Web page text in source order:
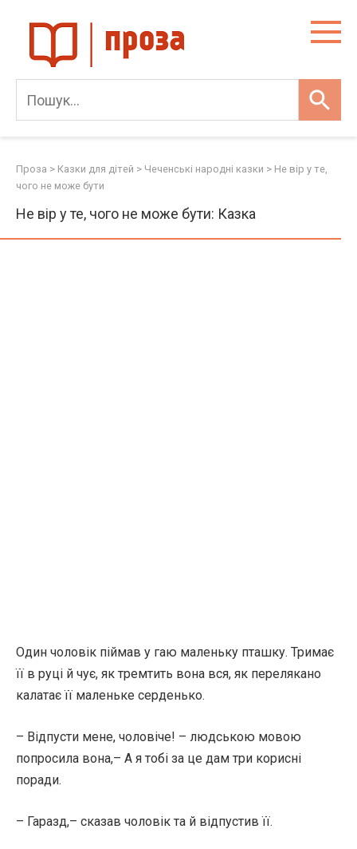
content
Проза > Казки для дітей > Чеченські народні казки > Не вір у те,
чого не може бути
Не вір у те, чого не може бути: Казка
Один чоловік піймав у гаю маленьку пташку. Тримає
її в руці й чує, як тремтить вона вся, як перелякано
калатає її маленьке серденько.
– Відпусти мене, чоловіче! – людською мовою
попросила вона,– А я тобі за це дам три корисні
поради.
– Гаразд,– сказав чоловік та й відпустив її.